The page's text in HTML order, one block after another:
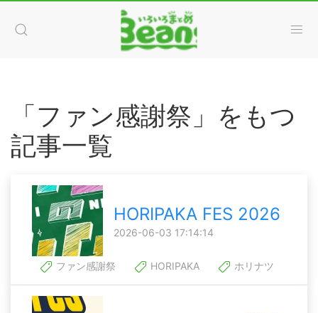
「ファン感謝祭」をもつ
記事一覧
HORIPAKA FES 2026
2026-06-03 17:14:14
ファン感謝祭 HORIPAKA ホリナツ